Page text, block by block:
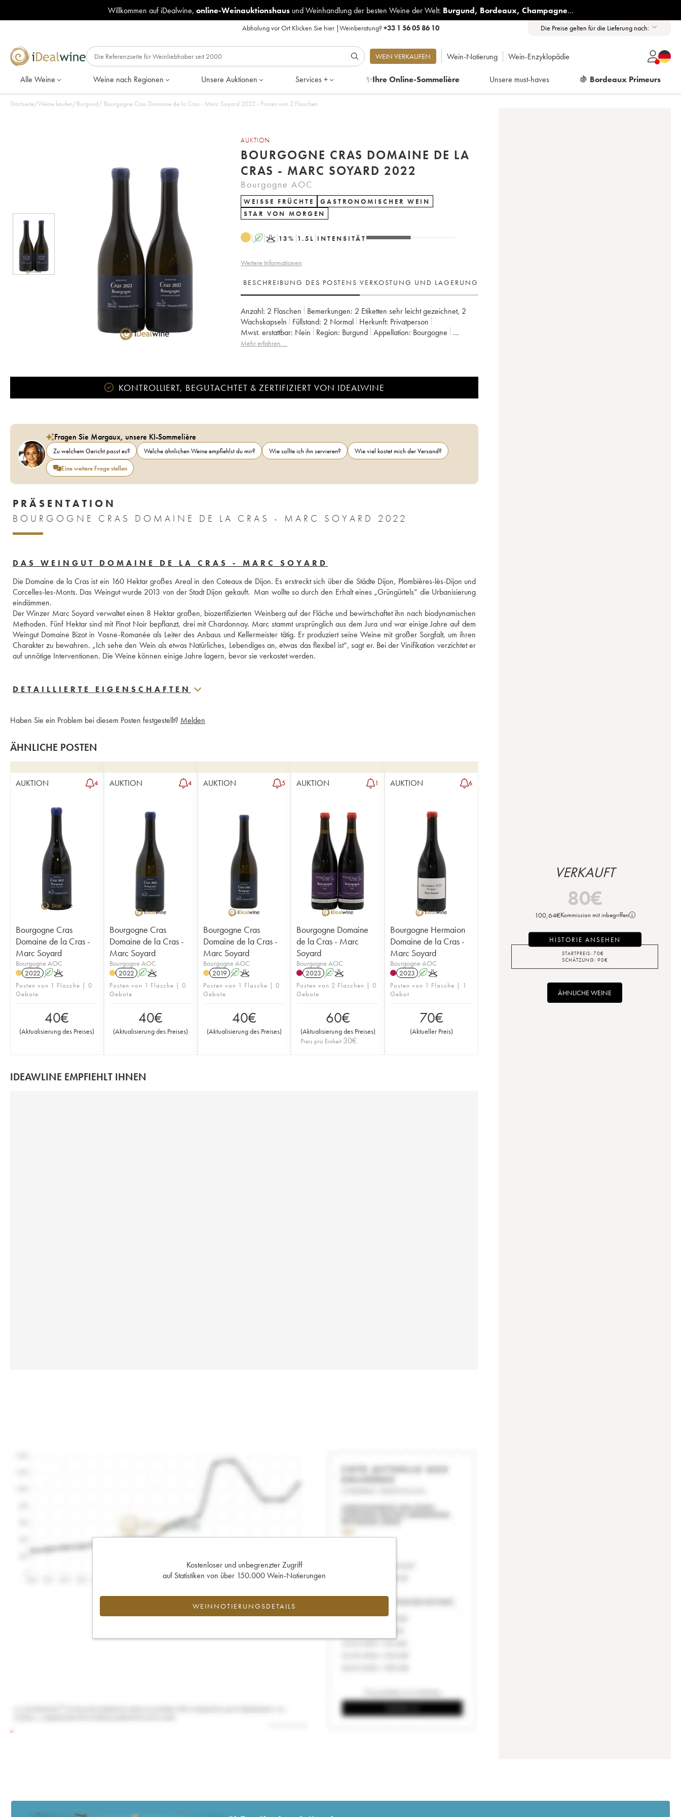
Willkommen auf iDealwine, online-Weinauktionshausund Weinhandlung der besten Weine der Welt: Burgund, Bordeaux, Champagne...
Abholung vor Ort Klicken Sie hier|Weinberatung?+33 1 56 05 86 10 Die Preise gelten für die Lieferung nach:
WEIN VERKAUFEN Wein-Notierung Wein-Enzyklopädie
Alle Weine Weine nach Regionen Unsere Auktionen Services + ✨Ihre Online-Sommelière Unsere must-haves 🍇 Bordeaux Primeurs
Startseite/Weine kaufen/Burgund/ Bourgogne Cras Domaine de la Cras - Marc Soyard 2022 - Posten von 2 Flaschen
AUKTION
BOURGOGNE CRAS DOMAINE DE LA
CRAS - MARC SOYARD 2022
Bourgogne AOC
WEISSE FRÜCHTE
GASTRONOMISCHER WEIN
STAR VON MORGEN
A K 13% 1.5 L INTENSITÄT
Weitere Informationen
BESCHREIBUNG DES POSTENS VERKOSTUNG UND LAGERUNG
Anzahl: 2 Flaschen Bemerkungen: 2 Etiketten sehr leicht gezeichnet, 2
Wachskapseln
Füllstand: 2 Normal Herkunft:
privatperson
Mwst. erstattbar:
nein Region: Burgund Appellation:
Bourgogne
Eigentümer:
Domaine de la Cras - Marc Soyard
Mehr erfahren …
KONTROLLIERT, BEGUTACHTET & ZERTIFIZIERT VON IDEALWINE
Fragen Sie Margaux, unsere KI-Sommelière
Zu welchem Gericht passt es? Welche ähnlichen Weine empfiehlst du mir? Wie sollte ich ihn servieren?
Wie viel kostet mich der Versand?
Eine weitere Frage stellen
PRÄSENTATION
BOURGOGNE CRAS DOMAINE DE LA CRAS - MARC SOYARD 2022
DAS WEINGUT DOMAINE DE LA CRAS - MARC SOYARD
Die Domaine de la Cras ist ein 160 Hektar großes Areal in den Coteaux de Dijon. Es erstreckt sich über die Städte Dijon, Plombières-lès-Dijon und
Corcelles-les-Monts. Das Weingut wurde 2013 von der Stadt Dijon gekauft.  Man wollte so durch den Erhalt eines „Grüngürtels“ die Urbanisierung
eindämmen.
Der Winzer Marc Soyard verwaltet einen 8 Hektar großen, biozertifizierten Weinberg auf der Fläche und bewirtschaftet ihn nach biodynamischen
Methoden. Fünf Hektar sind mit Pinot Noir bepflanzt, drei mit Chardonnay. Marc stammt ursprünglich aus dem Jura und war einige Jahre auf dem
Weingut Domaine Bizot in Vosne-Romanée als Leiter des Anbaus und Kellermeister tätig. Er produziert seine Weine mit großer Sorgfalt, um ihren
Charakter zu bewahren. „Ich sehe den Wein als etwas Natürliches, Lebendiges an, etwas das flexibel ist“, sagt er. Bei der Vinifikation verzichtet er
auf unnötige Interventionen. Die Weine können einige Jahre lagern, bevor sie verkostet werden.
DETAILLIERTE EIGENSCHAFTEN
Haben Sie ein Problem bei diesem Posten festgestellt? Melden
ÄHNLICHE POSTEN
AUKTION 4
Bourgogne Cras
Domaine de la Cras -
Marc Soyard
Bourgogne AOC
2022 AK
Posten von 1 Flasche | 0
Gebote
40€
(Aktualisierung des Preises)
AUKTION 4
Bourgogne Cras
Domaine de la Cras -
Marc Soyard
Bourgogne AOC
2022 AK
Posten von 1 Flasche | 0
Gebote
40€
(Aktualisierung des Preises)
AUKTION 5
Bourgogne Cras
Domaine de la Cras -
Marc Soyard
Bourgogne AOC
2019 AK
Posten von 1 Flasche | 0
Gebote
40€
(Aktualisierung des Preises)
AUKTION 1
Bourgogne Domaine
de la Cras - Marc
Soyard
Bourgogne AOC
2023 AK
Posten von 2 Flaschen | 0
Gebote
60€
(Aktualisierung des Preises)
Preis pro Einheit 30€
AUKTION 6
Bourgogne Hermaion
Domaine de la Cras -
Marc Soyard
Bourgogne AOC
2023 AK
Posten von 1 Flasche | 1
Gebot
70€
(Aktueller Preis)
IDEAWLINE EMPFIEHLT IHNEN
Kostenloser und unbegrenzter Zugriff
auf Statistiken von über 150.000 Wein-Notierungen
WEINNOTIERUNGSDETAILS
VERKAUFT
80€
100,64€Kommission mit inbegriffen
HISTORIE ANSEHEN
STARTPREIS: 70€
SCHÄTZUNG: 90€
ÄHNLICHE WEINE